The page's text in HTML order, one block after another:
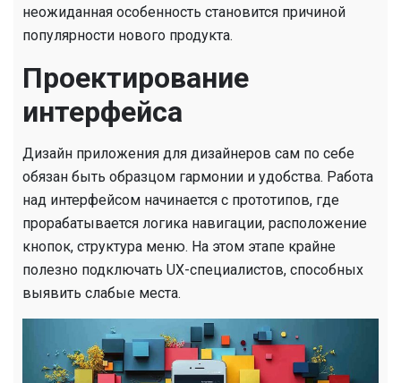
неожиданная особенность становится причиной
популярности нового продукта.
Проектирование
интерфейса
Дизайн приложения для дизайнеров сам по себе
обязан быть образцом гармонии и удобства. Работа
над интерфейсом начинается с прототипов, где
прорабатывается логика навигации, расположение
кнопок, структура меню. На этом этапе крайне
полезно подключать UX-специалистов, способных
выявить слабые места.